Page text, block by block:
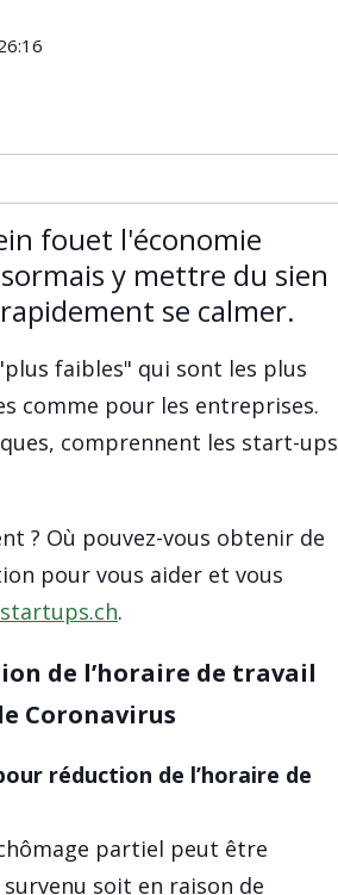
fouet l'économie
y mettre du sien
se calmer.
faibles" qui sont les plus
comme pour les entreprises.
comprennent les start-ups
? Où pouvez-vous obtenir de
pour vous aider et vous
.
de l’horaire de travail
Coronavirus
réduction de l’horaire de
partiel peut être
soit en raison de